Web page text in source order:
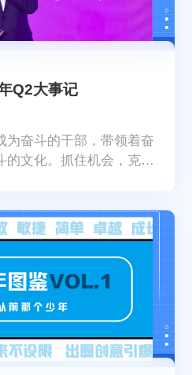
Q2大事记
为奋斗的干部，带领着奋
的文化。抓住机会，克服